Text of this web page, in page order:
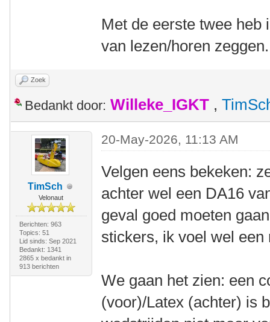
Met de eerste twee heb
van lezen/horen zeggen.
Zoek
Bedankt door: Willeke_IGKT ,
TimSch
Velonaut
Berichten: 963
Topics: 51
Lid sinds: Sep 2021
Bedankt: 1341
2865 x bedankt in
913 berichten
20-May-2026, 11:13 AM
Velgen eens bekeken:
achter wel een DA16
geval goed moeten
stickers, ik voel wel
We gaan het zien: een
(voor)/Latex (achter) is